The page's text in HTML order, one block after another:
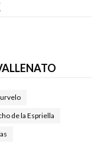
de la Espriella